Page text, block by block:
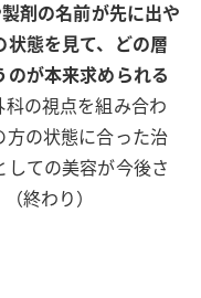
剤の名前が先に出や
状態を見て、どの層
のが本来求められる
の視点を組み合わ
方の状態に合った治
ての美容が今後さ
終わり）